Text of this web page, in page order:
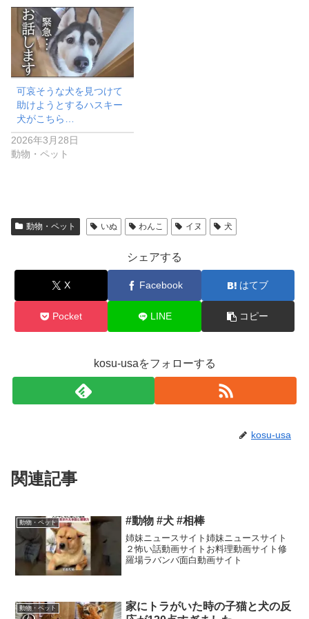
可哀そうな犬を見つけて
助けようとするハスキー
犬がこちら…
2026年3月28日
動物・ペット
動物・ペット いぬ わんこ イヌ 犬
シェアする
X Facebook はてブ
Pocket LINE コピー
kosu-usaをフォローする
kosu-usa
関連記事
動物・ペット #動物 #犬 #相棒
姉妹ニュースサイト姉妹ニュースサイト
２怖い話動画サイトお料理動画サイト修
羅場ラバンバ面白動画サイト
動物・ペット
家にトラがいた時の子猫と犬の反